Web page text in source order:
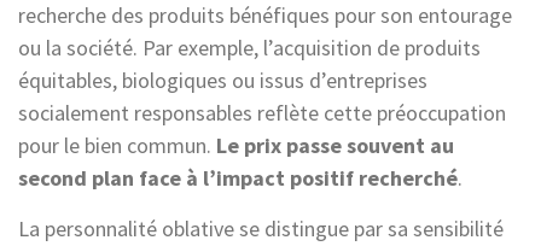
recherche des produits bénéfiques pour son entourage
ou la société. Par exemple, l’acquisition de produits
équitables, biologiques ou issus d’entreprises
socialement responsables reflète cette préoccupation
pour le bien commun. Le prix passe souvent au
second plan face à l’impact positif recherché.
La personnalité oblative se distingue par sa sensibilité